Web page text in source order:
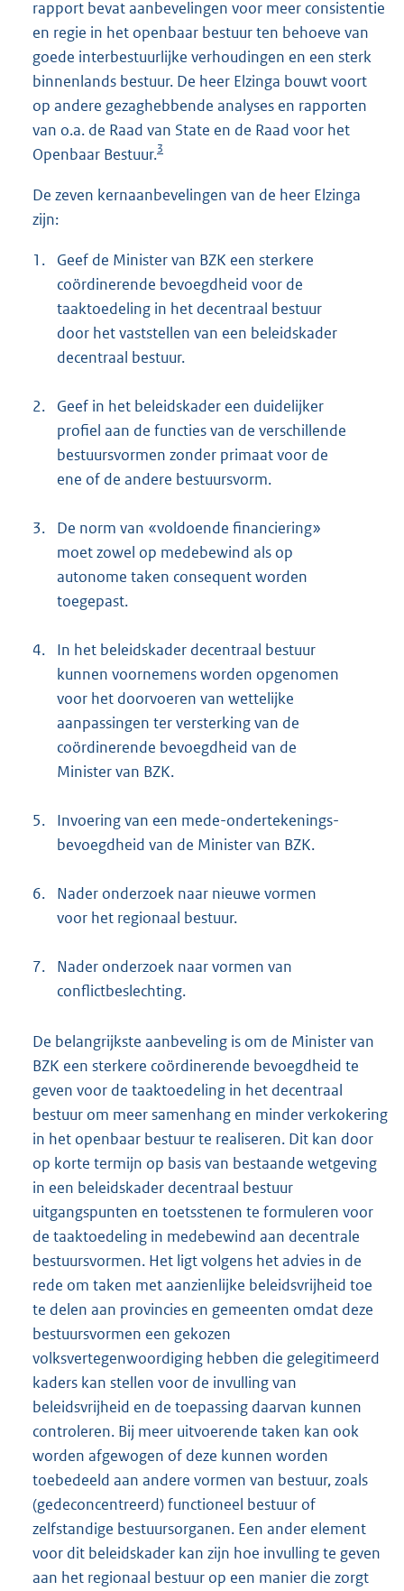
rapport bevat aanbevelingen voor meer consistentie
en regie in het openbaar bestuur ten behoeve van
goede interbestuurlijke verhoudingen en een sterk
binnenlands bestuur. De heer Elzinga bouwt voort
op andere gezaghebbende analyses en rapporten
van o.a. de Raad van State en de Raad voor het
Openbaar Bestuur.3
De zeven kernaanbevelingen van de heer Elzinga
zijn:
1.
Geef de Minister van BZK een sterkere
coördinerende bevoegdheid voor de
taaktoedeling in het decentraal bestuur
door het vaststellen van een beleidskader
decentraal bestuur.
2.
Geef in het beleidskader een duidelijker
profiel aan de functies van de verschillende
bestuursvormen zonder primaat voor de
ene of de andere bestuursvorm.
3.
De norm van «voldoende financiering»
moet zowel op medebewind als op
autonome taken consequent worden
toegepast.
4.
In het beleidskader decentraal bestuur
kunnen voornemens worden opgenomen
voor het doorvoeren van wettelijke
aanpassingen ter versterking van de
coördinerende bevoegdheid van de
Minister van BZK.
5.
Invoering van een mede-ondertekenings-
bevoegdheid van de Minister van BZK.
6.
Nader onderzoek naar nieuwe vormen
voor het regionaal bestuur.
7.
Nader onderzoek naar vormen van
conflictbeslechting.
De belangrijkste aanbeveling is om de Minister van
BZK een sterkere coördinerende bevoegdheid te
geven voor de taaktoedeling in het decentraal
bestuur om meer samenhang en minder verkokering
in het openbaar bestuur te realiseren. Dit kan door
op korte termijn op basis van bestaande wetgeving
in een beleidskader decentraal bestuur
uitgangspunten en toetsstenen te formuleren voor
de taaktoedeling in medebewind aan decentrale
bestuursvormen. Het ligt volgens het advies in de
rede om taken met aanzienlijke beleidsvrijheid toe
te delen aan provincies en gemeenten omdat deze
bestuursvormen een gekozen
volksvertegenwoordiging hebben die gelegitimeerd
kaders kan stellen voor de invulling van
beleidsvrijheid en de toepassing daarvan kunnen
controleren. Bij meer uitvoerende taken kan ook
worden afgewogen of deze kunnen worden
toebedeeld aan andere vormen van bestuur, zoals
(gedeconcentreerd) functioneel bestuur of
zelfstandige bestuursorganen. Een ander element
voor dit beleidskader kan zijn hoe invulling te geven
aan het regionaal bestuur op een manier die zorgt